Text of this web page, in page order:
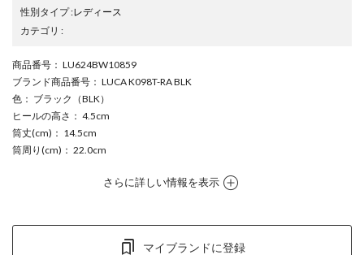
性別タイプ:レディース
カテゴリ :
商品番号 ： LU624BW10859
ブランド商品番号 ： LUCA K098T-RA BLK
色 ： ブラック（BLK）
ヒールの高さ ： 4.5cm
筒丈(cm) ： 14.5cm
筒周り(cm) ： 22.0cm
さらに詳しい情報を表示
マイブランドに登録